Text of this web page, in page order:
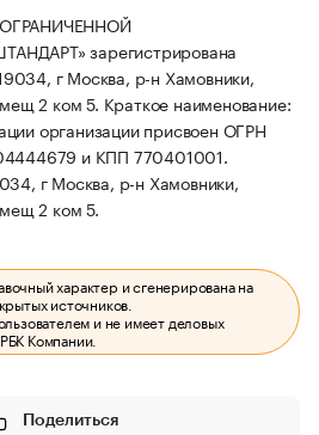
зарегистрирована
г Москва, р-н Хамовники,
2 ком 5. Краткое наименование:
организации присвоен ОГРН
и КПП 770401001.
г Москва, р-н Хамовники,
2 ком 5.
характер и сгенерирована на
источников.
и не имеет деловых
Компании.
Поделиться